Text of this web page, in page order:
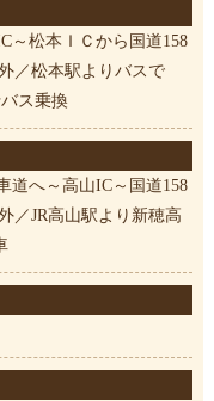
～松本ＩＣから国道158
／松本駅よりバスで
ス乗換
道へ～高山IC～国道158
／JR高山駅より新穂高